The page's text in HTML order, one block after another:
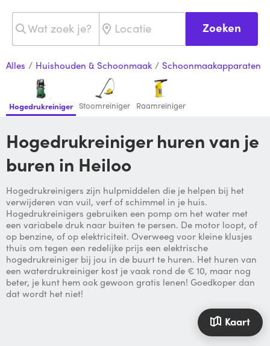
Zoeken
Alles / Huishouden & Schoonmaak / Schoonmaakapparaten
Hogedrukreiniger Stoomreiniger Raamreiniger
Hogedrukreiniger huren van je
buren in Heiloo
Hogedrukreinigers zijn hulpmiddelen die je helpen bij het
verwijderen van vuil, verf of schimmel in je huis.
Hogedrukreinigers gebruiken een pomp om het water met
een variabele druk naar buiten te persen. De motor loopt, of
op benzine, of op elektriciteit. Overweeg voor kleine klusjes
thuis om tegen een redelijke prijs een elektrische
hogedrukreiniger bij jou in de buurt te huren. Het huren van
een waterdrukreiniger kost je vaak rond de € 10, maar nog
beter, je kunt hem ook gewoon gratis lenen! Goedkoper dan
dat wordt het niet!
Kaart